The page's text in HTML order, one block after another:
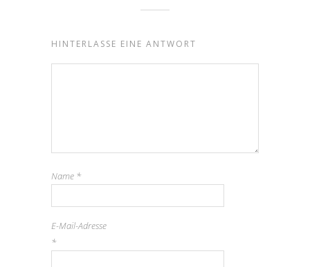
HINTERLASSE EINE ANTWORT
Name *
E-Mail-Adresse
*